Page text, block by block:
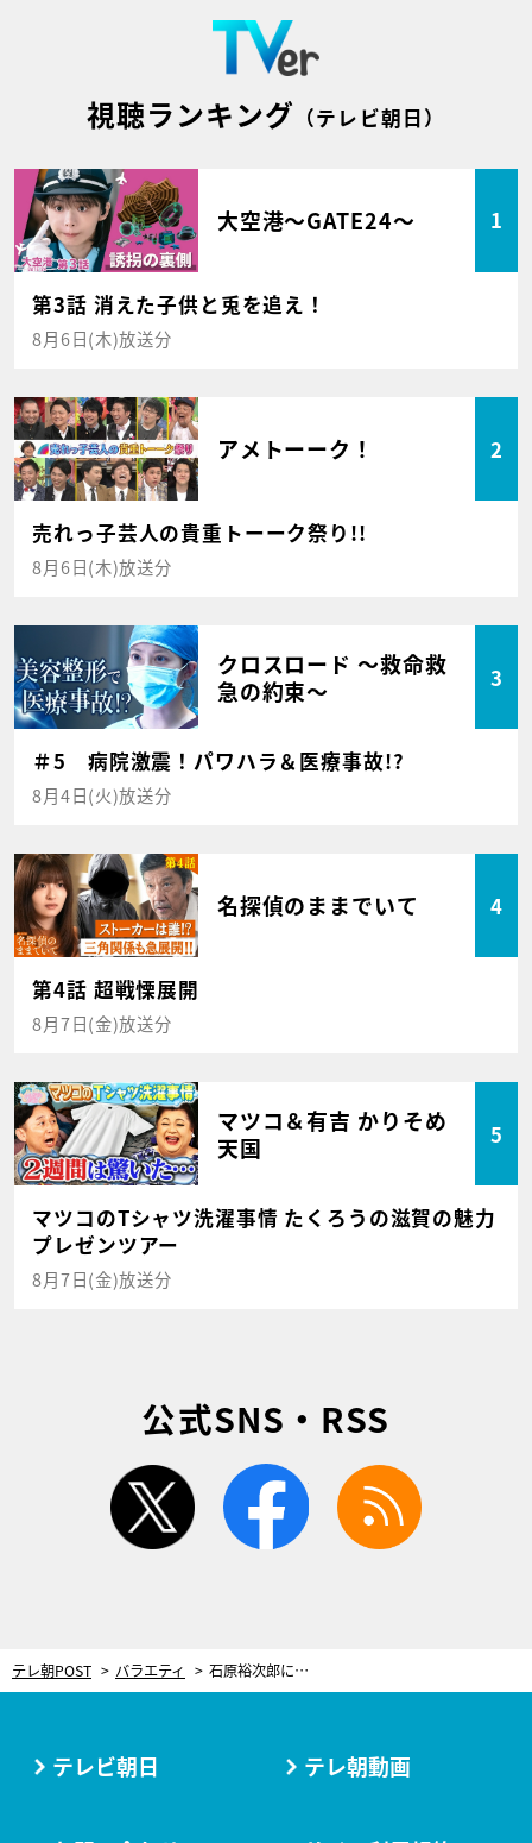
視聴ランキング （テレビ朝日）
大空港～GATE24～ 1
第3話 消えた子供と兎を追え！
8月6日(木)放送分
アメトーーク！ 2
売れっ子芸人の貴重トーーク祭り!!
8月6日(木)放送分
クロスロード ～救命救
急の約束～
3
＃5 病院激震！パワハラ＆医療事故!?
8月4日(火)放送分
名探偵のままでいて 4
第4話 超戦慄展開
8月7日(金)放送分
マツコ＆有吉 かりそめ
天国
5
マツコのTシャツ洗濯事情 たくろうの滋賀の魅力
プレゼンツアー
8月7日(金)放送分
公式SNS・RSS
twitter facebook
テレ朝POST バラエティ 石原裕次郎に山口百恵…Z世代が知らない“昭和レジェンド”！ゲストから「言っちゃっていい？」と秘話も
テレビ朝日 テレ朝動画